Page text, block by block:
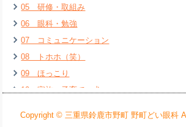
2022年2月
2022年1月
2021年12月
2021年11月
2021年10月
2021年9月
05 研修・取組み
06 眼科・勉強
07 コミュニケーション
08 トホホ（笑）
09 ほっこり
10 家族・子育て・犬
Copyright © 三重県鈴鹿市野町 野町どい眼科